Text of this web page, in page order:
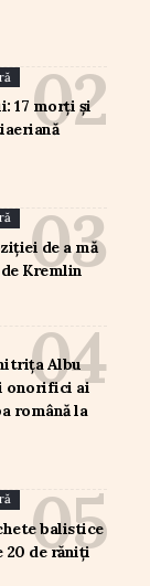
17 morți și
de a mă
Kremlin
Albu
onorifici ai
română la
balistice
20 de răniți